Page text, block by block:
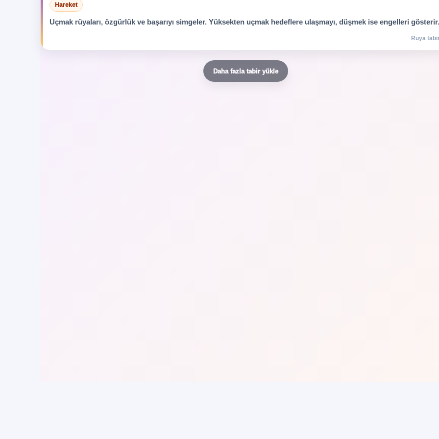
Hareket
Uçmak rüyaları, özgürlük ve başarıyı simgeler. Yüksekten uçmak hedeflere ulaşmayı, düşmek ise engelleri gösterir.
Rüya
Daha fazla tabir yükle